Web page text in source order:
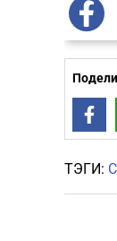
ТЭГИ: